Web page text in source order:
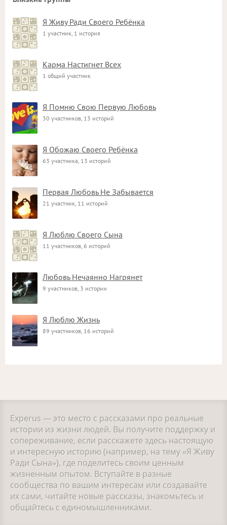
Я Живу Ради Своего Ребёнка
1 участник, 1 история
Карма Настигнет Всех
1 общий участник
Я Помню Свою Первую Любовь
30 участников, 13 историй
Я Обожаю Своего Ребёнка
63 участника, 13 историй
Первая Любовь Не Забывается
21 участник, 11 историй
Я Люблю Своего Сына
11 участников, 6 историй
Любовь Нечаянно Нагрянет
9 участников, 3 истории
Я Люблю Жизнь
89 участников, 16 историй
Experus — это место с рассказами про реальные
истории из жизни людей. Вы получите поддержку и
сопереживание, если расскажете здесь настоящую
и интересную историю (например, на тему «Я Живу
Ради Сына»), где поделитесь своим ценным
жизненным опытом. Вступайте в разные
сообщества по вашим интересам или создавайте
их сами, читайте новые рассказы, знакомьтесь и
общайтесь с единомышленниками.